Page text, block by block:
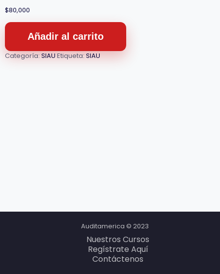
$80,000
CURSO
cantidad
Añadir al carrito
Categoría: SIAU Etiqueta: SIAU
Auditamerica © 2023
Nuestros Cursos
Regístrate Aquí
Contáctenos